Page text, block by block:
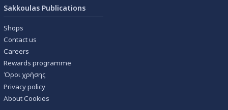
Sakkoulas Publications
Shops
Contact us
Careers
Rewards programme
Όροι χρήσης
Privacy policy
About Cookies